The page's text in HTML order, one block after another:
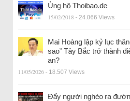
Ủng hộ Thoibao.de
15/02/2018 - 24.066 Views
Mai Hoàng lập kỷ lục
sao” Tây Bắc trở thành
an?
11/05/2026 - 18.507 Views
Đẩy người nghèo ra